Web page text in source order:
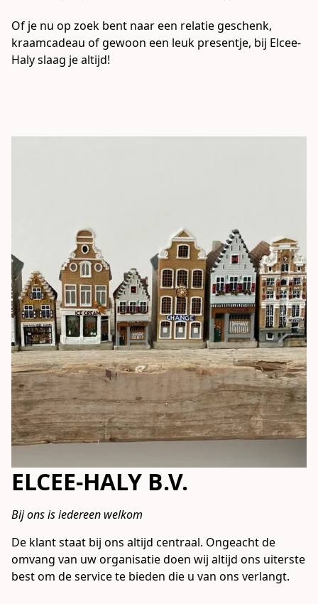
Of je nu op zoek bent naar een relatie geschenk,
kraamcadeau of gewoon een leuk presentje, bij Elcee-
Haly slaag je altijd!
ELCEE-HALY B.V.
Bij ons is iedereen welkom
De klant staat bij ons altijd centraal. Ongeacht de
omvang van uw organisatie doen wij altijd ons uiterste
best om de service te bieden die u van ons verlangt.